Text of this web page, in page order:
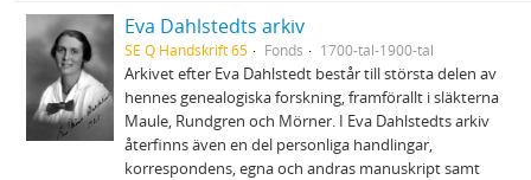
Eva Dahlstedts arkiv
SE Q Handskrift 65 Fonds 1700-tal-1900-tal
Arkivet efter Eva Dahlstedt består till största delen av
hennes genealogiska forskning, framförallt i släkterna
Maule, Rundgren och Mörner. I Eva Dahlstedts arkiv
återfinns även en del personliga handlingar,
korrespondens, egna och andras manuskript samt